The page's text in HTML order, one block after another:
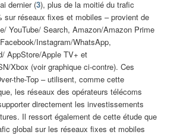
dernier (3), plus de la moitié du trafic
sur réseaux fixes et mobiles – provient de
YouTube/ Search, Amazon/Amazon Prime
Instagram/WhatsApp,
AppStore/Apple TV+ et
Xbox (voir graphique ci-contre). Ces
the-Top – utilisent, comme cette
les réseaux des opérateurs télécoms
directement les investissements
Il ressort également de cette étude que
global sur les réseaux fixes et mobiles